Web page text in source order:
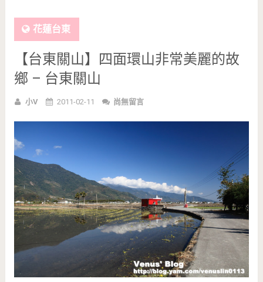
花蓮台東
【台東關山】四面環山非常美麗的故
鄉 – 台東關山
小V 2011-02-11 尚無留言